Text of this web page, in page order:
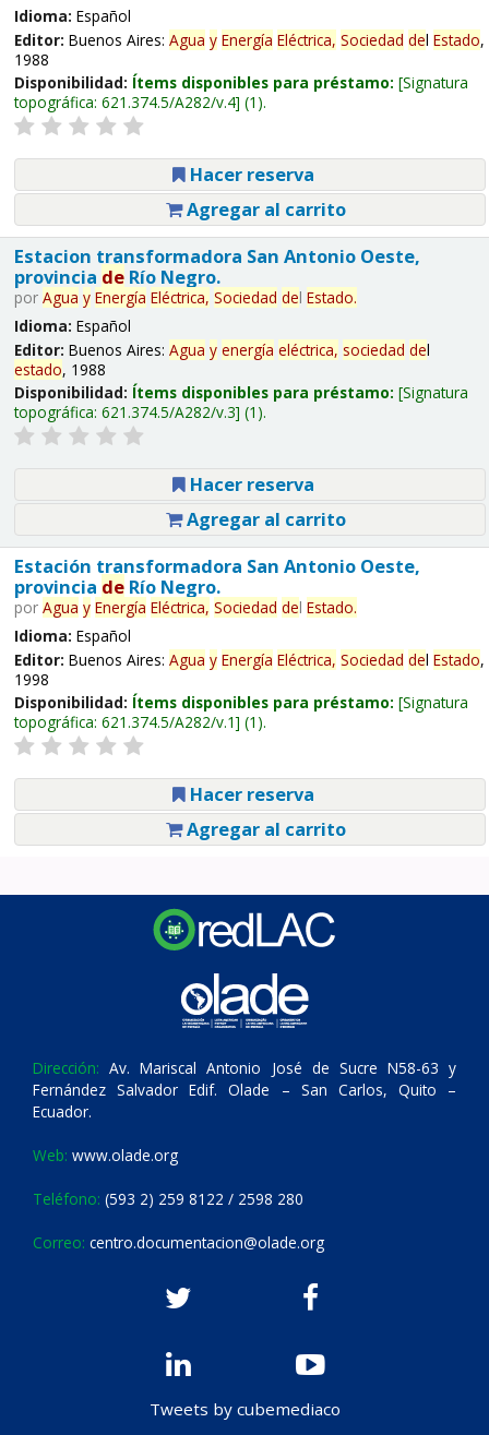
Idioma: Español
Editor: Buenos Aires: Agua y Energía Eléctrica, Sociedad del Estado,
1988
Disponibilidad: Ítems disponibles para préstamo: Signatura
topográfica: 621.374.5/A282/v.4 (1).
Hacer reserva
Agregar al carrito
Estacion transformadora San Antonio Oeste,
provincia deRío Negro.
por Agua y Energía Eléctrica, Sociedad del Estado.
Idioma: Español
Editor: Buenos Aires: Agua y energía eléctrica, sociedad del
estado, 1988
Disponibilidad: Ítems disponibles para préstamo: Signatura
topográfica: 621.374.5/A282/v.3 (1).
Hacer reserva
Agregar al carrito
Estación transformadora San Antonio Oeste,
provincia deRío Negro.
por Agua y Energía Eléctrica, Sociedad del Estado.
Idioma: Español
Editor: Buenos Aires: Agua y Energía Eléctrica, Sociedad del Estado,
1998
Disponibilidad: Ítems disponibles para préstamo: Signatura
topográfica: 621.374.5/A282/v.1 (1).
Hacer reserva
Agregar al carrito
Dirección: Av. Mariscal Antonio José de Sucre N58-63 y
Fernández Salvador Edif. Olade – San Carlos, Quito –
Ecuador.
Web: www.olade.org
Teléfono: (593 2) 259 8122 / 2598 280
Correo: centro.documentacion@olade.org
Tweets by cubemediaco